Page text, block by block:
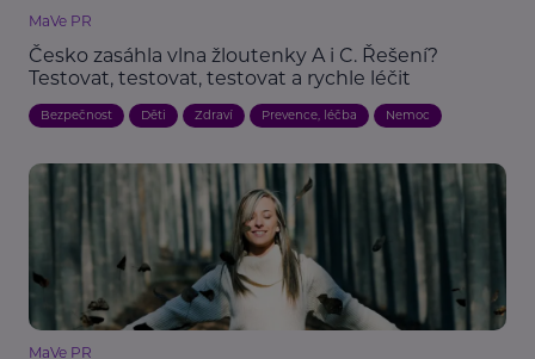
MaVe PR
Česko zasáhla vlna žloutenky A i C. Řešení?
Testovat, testovat, testovat a rychle léčit
Bezpečnost Děti Zdraví Prevence, léčba Nemoc
MaVe PR